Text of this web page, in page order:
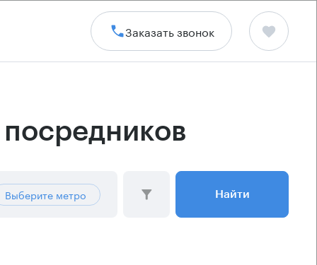
Заказать звонок
Выберите метро Найти